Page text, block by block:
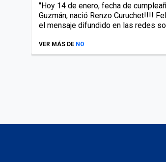
"Hoy 14 de enero, fecha de
Guzmán, nació Renzo Curuchet!!!!
el mensaje difundido en las redes
VER MÁS DE NO